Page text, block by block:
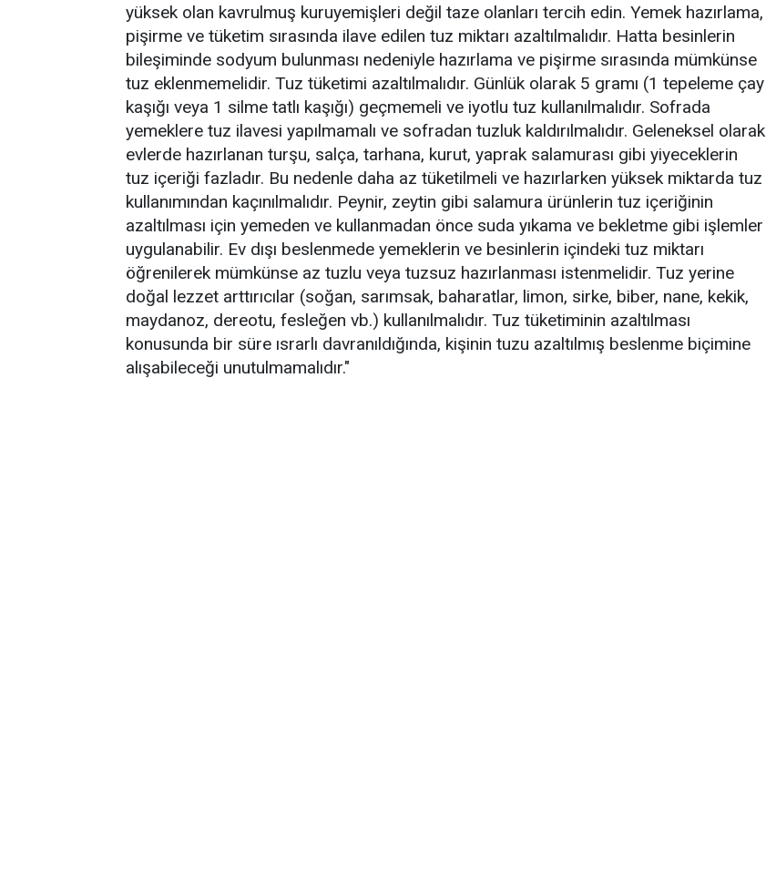
yüksek olan kavrulmuş kuruyemişleri değil taze olanları tercih edin. Yemek hazırlama,
pişirme ve tüketim sırasında ilave edilen tuz miktarı azaltılmalıdır. Hatta besinlerin
bileşiminde sodyum bulunması nedeniyle hazırlama ve pişirme sırasında mümkünse
tuz eklenmemelidir. Tuz tüketimi azaltılmalıdır. Günlük olarak 5 gramı (1 tepeleme çay
kaşığı veya 1 silme tatlı kaşığı) geçmemeli ve iyotlu tuz kullanılmalıdır. Sofrada
yemeklere tuz ilavesi yapılmamalı ve sofradan tuzluk kaldırılmalıdır. Geleneksel olarak
evlerde hazırlanan turşu, salça, tarhana, kurut, yaprak salamurası gibi yiyeceklerin
tuz içeriği fazladır. Bu nedenle daha az tüketilmeli ve hazırlarken yüksek miktarda tuz
kullanımından kaçınılmalıdır. Peynir, zeytin gibi salamura ürünlerin tuz içeriğinin
azaltılması için yemeden ve kullanmadan önce suda yıkama ve bekletme gibi işlemler
uygulanabilir. Ev dışı beslenmede yemeklerin ve besinlerin içindeki tuz miktarı
öğrenilerek mümkünse az tuzlu veya tuzsuz hazırlanması istenmelidir. Tuz yerine
doğal lezzet arttırıcılar (soğan, sarımsak, baharatlar, limon, sirke, biber, nane, kekik,
maydanoz, dereotu, fesleğen vb.) kullanılmalıdır. Tuz tüketiminin azaltılması
konusunda bir süre ısrarlı davranıldığında, kişinin tuzu azaltılmış beslenme biçimine
alışabileceği unutulmamalıdır."